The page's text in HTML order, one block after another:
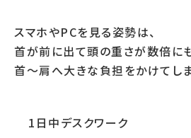
スマホやPCを見る姿勢は、
首が前に出て頭の重さが数倍に
首〜肩へ大きな負担をかけてしま
1日中デスクワーク